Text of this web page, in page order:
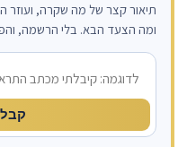
ומה הצעד הבא. בלי הרשמה,
מה קרה?